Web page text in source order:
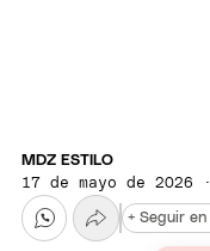
MDZ ESTILO
17 de mayo de 2026
+ Seguir en